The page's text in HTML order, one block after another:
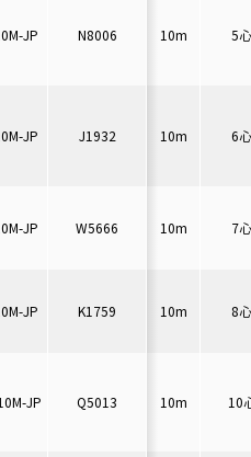
JP N8006
JP J1932
JP W5666
JP K1759
JP Q5013
10m 5心
10m 6心
10m 7心
10m 8心
10m 10